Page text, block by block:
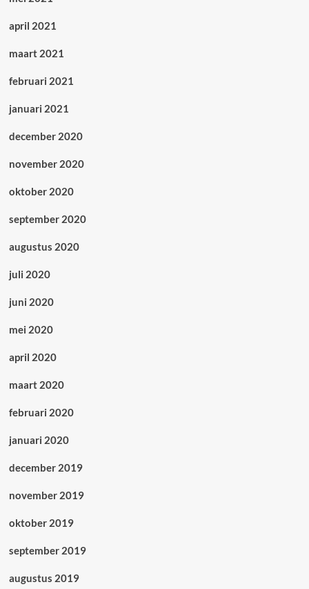
april 2021
maart 2021
februari 2021
januari 2021
december 2020
november 2020
oktober 2020
september 2020
augustus 2020
juli 2020
juni 2020
mei 2020
april 2020
maart 2020
februari 2020
januari 2020
december 2019
november 2019
oktober 2019
september 2019
augustus 2019